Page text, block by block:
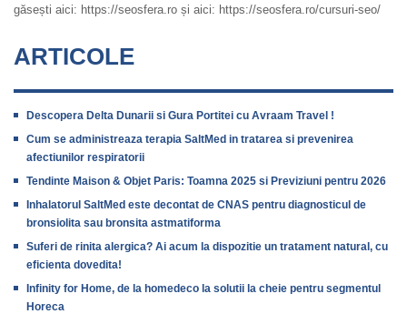
găsești aici: https://seosfera.ro și aici: https://seosfera.ro/cursuri-seo/
ARTICOLE
Descopera Delta Dunarii si Gura Portitei cu Avraam Travel !
Cum se administreaza terapia SaltMed in tratarea si prevenirea
afectiunilor respiratorii
Tendinte Maison & Objet Paris: Toamna 2025 si Previziuni pentru 2026
Inhalatorul SaltMed este decontat de CNAS pentru diagnosticul de
bronsiolita sau bronsita astmatiforma
Suferi de rinita alergica? Ai acum la dispozitie un tratament natural, cu
eficienta dovedita!
Infinity for Home, de la homedeco la solutii la cheie pentru segmentul
Horeca